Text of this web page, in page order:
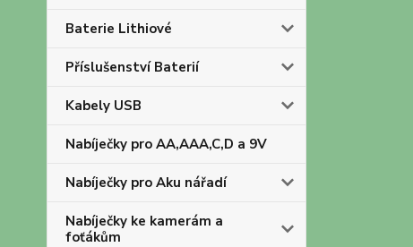
Baterie Lithiové
Příslušenství Baterií
Kabely USB
Nabíječky pro AA,AAA,C,D a 9V
Nabíječky pro Aku nářadí
Nabíječky ke kamerám a
foťákům